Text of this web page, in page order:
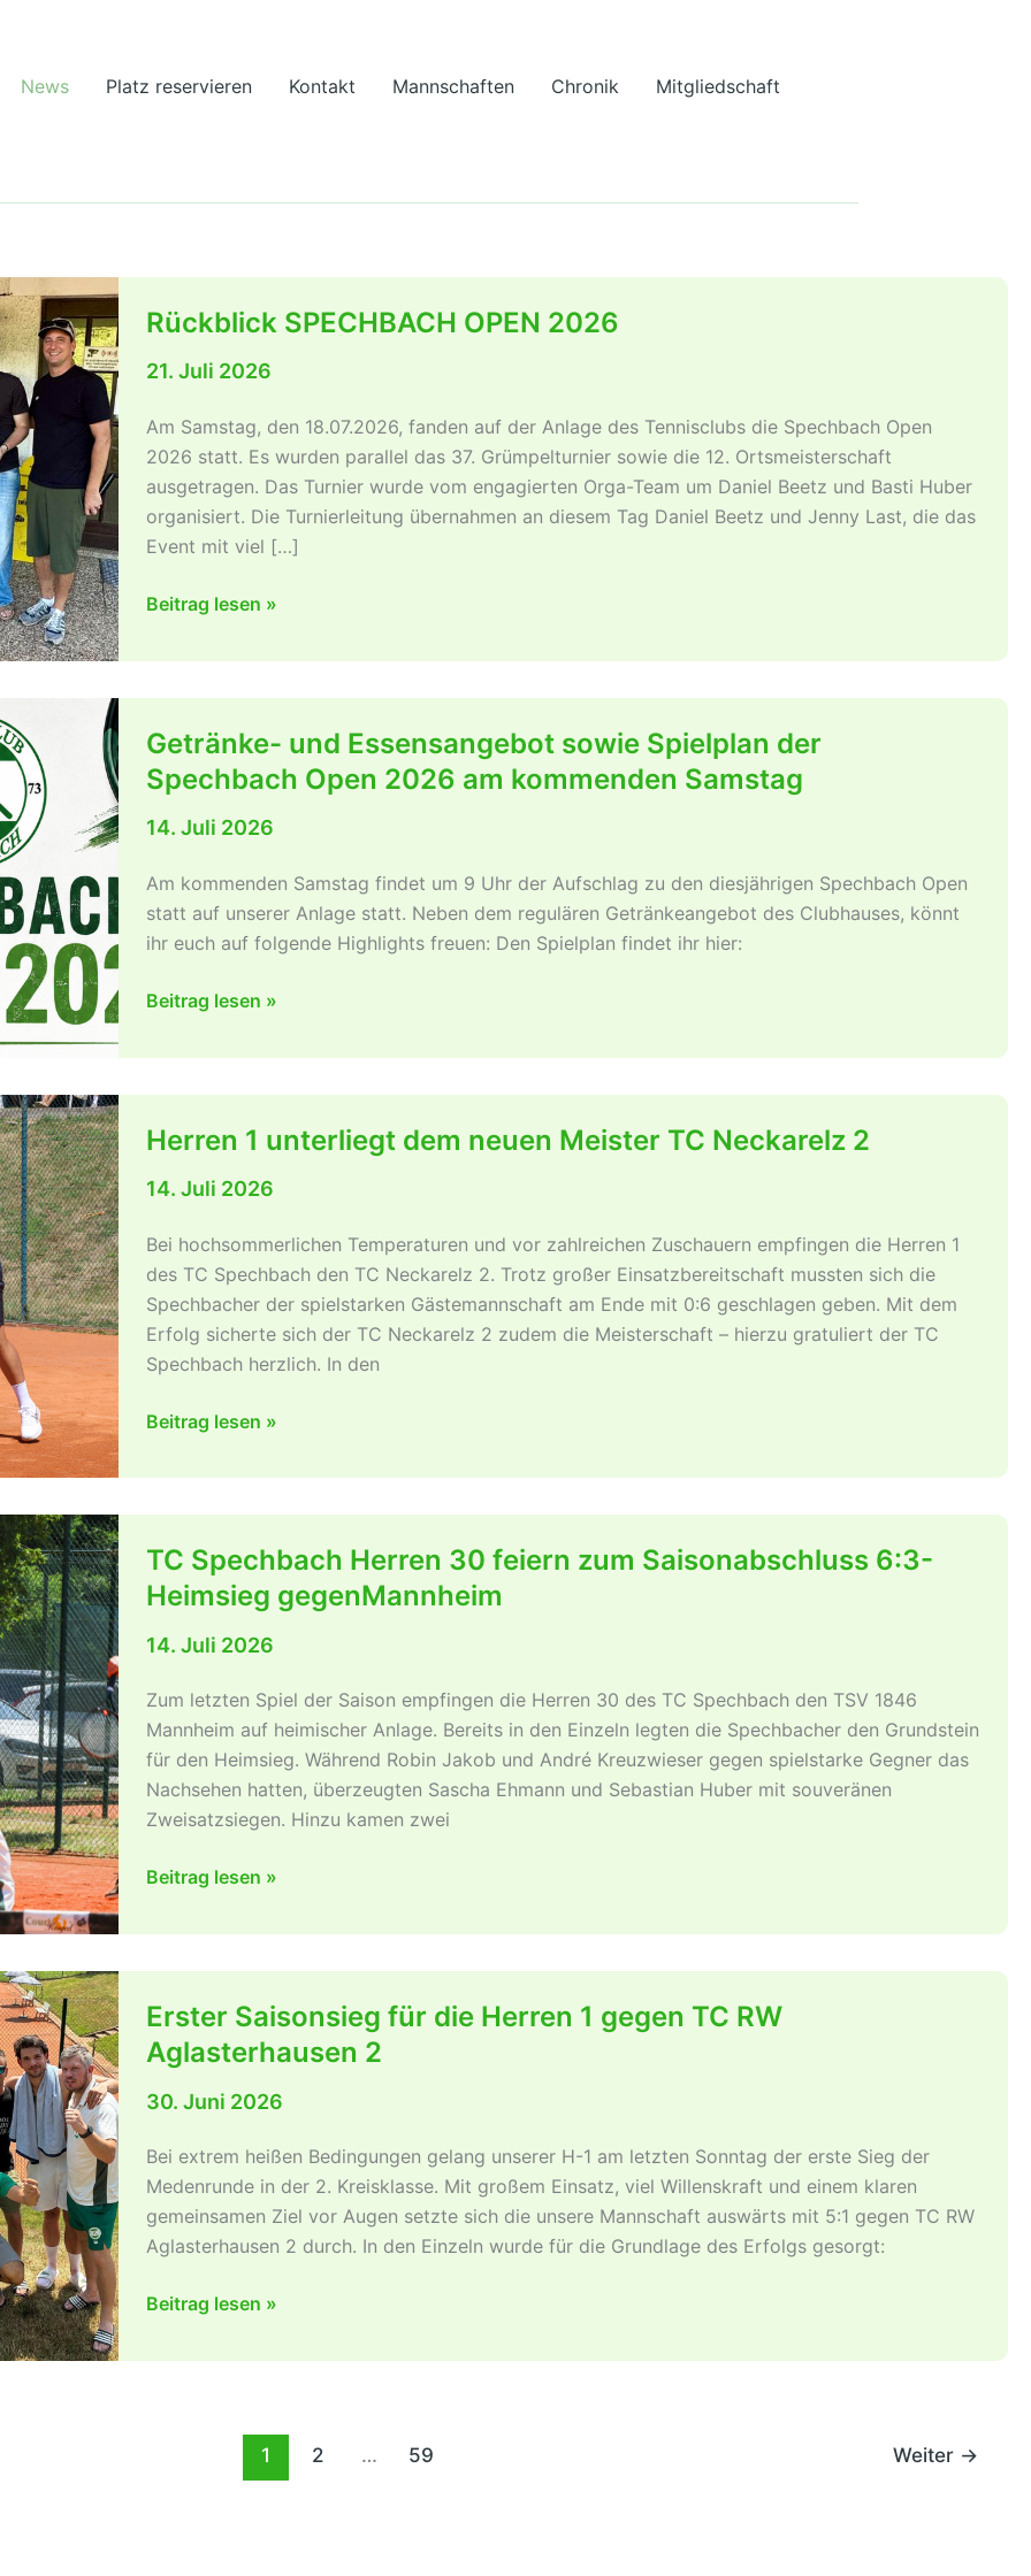
News Platz reservieren Kontakt Mannschaften Chronik
Mitgliedschaft
Rückblick SPECHBACH OPEN 2026
21. Juli 2026
Am Samstag, den 18.07.2026, fanden auf der Anlage des Tennisclubs die Spechbach Open
2026 statt. Es wurden parallel das 37. Grümpelturnier sowie die 12. Ortsmeisterschaft
ausgetragen. Das Turnier wurde vom engagierten Orga-Team um Daniel Beetz und Basti Huber
organisiert. Die Turnierleitung übernahmen an diesem Tag Daniel Beetz und Jenny Last, die das
Event mit viel […]
Rückblick
OPEN
Beitrag lesen »
Getränke- und Essensangebot sowie Spielplan der
Spechbach Open 2026 am kommenden Samstag
14. Juli 2026
Am kommenden Samstag findet um 9 Uhr der Aufschlag zu den diesjährigen Spechbach Open
statt auf unserer Anlage statt. Neben dem regulären Getränkeangebot des Clubhauses, könnt
ihr euch auf folgende Highlights freuen: Den Spielplan findet ihr hier:
Getränke-
Essensangebot
der
Spechbach
2026
am
kommenden
Samstag
Beitrag lesen »
Herren 1 unterliegt dem neuen Meister TC Neckarelz 2
14. Juli 2026
Bei hochsommerlichen Temperaturen und vor zahlreichen Zuschauern empfingen die Herren 1
des TC Spechbach den TC Neckarelz 2. Trotz großer Einsatzbereitschaft mussten sich die
Spechbacher der spielstarken Gästemannschaft am Ende mit 0:6 geschlagen geben. Mit dem
Erfolg sicherte sich der TC Neckarelz 2 zudem die Meisterschaft – hierzu gratuliert der TC
Spechbach herzlich. In den
Herren
unterliegt
dem
Meister
TC
2
Beitrag lesen »
TC Spechbach Herren 30 feiern zum Saisonabschluss 6:3-
Heimsieg gegenMannheim
14. Juli 2026
Zum letzten Spiel der Saison empfingen die Herren 30 des TC Spechbach den TSV 1846
Mannheim auf heimischer Anlage. Bereits in den Einzeln legten die Spechbacher den Grundstein
für den Heimsieg. Während Robin Jakob und André Kreuzwieser gegen spielstarke Gegner das
Nachsehen hatten, überzeugten Sascha Ehmann und Sebastian Huber mit souveränen
Zweisatzsiegen. Hinzu kamen zwei
TC
Herren
30
zum
Saisonabschluss
Heimsieg
gegenMannheim
Beitrag lesen »
Erster Saisonsieg für die Herren 1 gegen TC RW
Aglasterhausen 2
30. Juni 2026
Bei extrem heißen Bedingungen gelang unserer H-1 am letzten Sonntag der erste Sieg der
Medenrunde in der 2. Kreisklasse. Mit großem Einsatz, viel Willenskraft und einem klaren
gemeinsamen Ziel vor Augen setzte sich die unsere Mannschaft auswärts mit 5:1 gegen TC RW
Aglasterhausen 2 durch. In den Einzeln wurde für die Grundlage des Erfolgs gesorgt:
Erster
für
Beitrag lesen »
1 2 … 59 Weiter →